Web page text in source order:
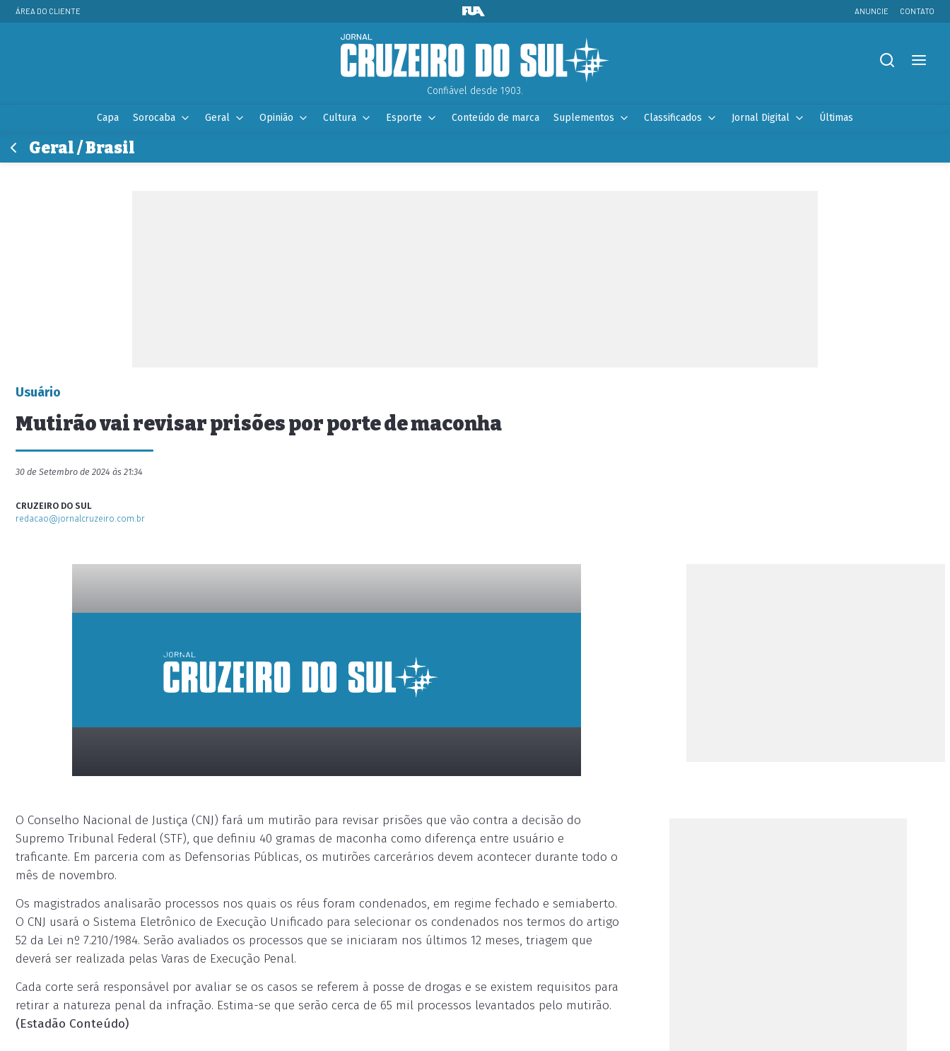
ÁREA DO CLIENTE ANUNCIE CONTATO
Confiável desde 1903.
Capa Sorocaba Geral Opinião Cultura Esporte Conteúdo de marca Suplementos Classificados Jornal Digital Últimas
Geral / Brasil
Usuário
Mutirão vai revisar prisões por porte de maconha
30 de Setembro de 2024 às 21:34
CRUZEIRO DO SUL
redacao@jornalcruzeiro.com.br
O Conselho Nacional de Justiça (CNJ) fará um mutirão para revisar prisões que vão contra a decisão do
Supremo Tribunal Federal (STF), que definiu 40 gramas de maconha como diferença entre usuário e
traficante. Em parceria com as Defensorias Públicas, os mutirões carcerários devem acontecer durante todo o
mês de novembro.
Os magistrados analisarão processos nos quais os réus foram condenados, em regime fechado e semiaberto.
O CNJ usará o Sistema Eletrônico de Execução Unificado para selecionar os condenados nos termos do artigo
52 da Lei nº 7.210/1984. Serão avaliados os processos que se iniciaram nos últimos 12 meses, triagem que
deverá ser realizada pelas Varas de Execução Penal.
Cada corte será responsável por avaliar se os casos se referem à posse de drogas e se existem requisitos para
retirar a natureza penal da infração. Estima-se que serão cerca de 65 mil processos levantados pelo mutirão.
(Estadão Conteúdo)